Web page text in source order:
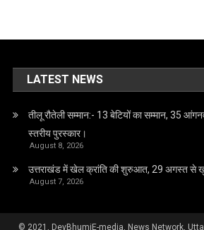
LATEST NEWS
तीलू रौतेली सम्मान:- 13 बेटियों का सम्मान, 35
स्तरीय पुरस्कार।
August 8, 2026
उत्तराखंड में खेल क्रांति की शुरुआत, 29 अगस्त से
August 7, 2026
© 2021, DevBhumiE-media, News Network,